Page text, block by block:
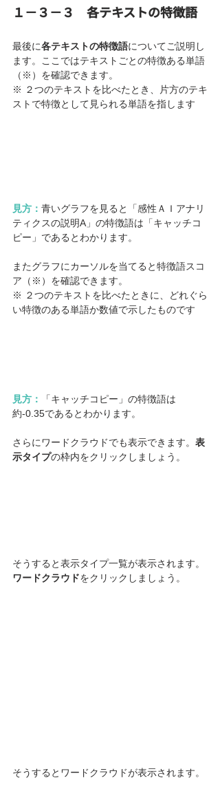
１－３－３　各テキストの特徴語
最後に各テキストの特徴語についてご説明し
ます。ここではテキストごとの特徴ある単語
（※）を確認できます。
※ ２つのテキストを比べたとき、片方のテキ
ストで特徴として見られる単語を指します
見方： 青いグラフを見ると「感性ＡＩアナリ
ティクスの説明A」の特徴語は「キャッチコ
ピー」であるとわかります。
またグラフにカーソルを当てると特徴語スコ
ア（※）を確認できます。
※ ２つのテキストを比べたときに、どれぐら
い特徴のある単語か数値で示したものです
見方：
「キャッチコピー」の特徴語は
約-0.35であるとわかります。
さらにワードクラウドでも表示できます。 表
示タイプの枠内をクリックしましょう。
そうすると表示タイプ一覧が表示されます。
ワードクラウドをクリックしましょう。
そうするとワードクラウドが表示されます。